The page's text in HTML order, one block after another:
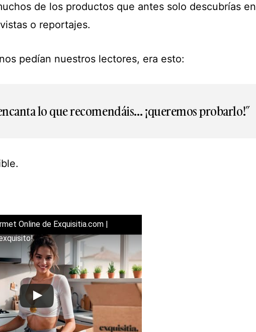
de los productos que antes solo descubrías en
o reportajes.
pedían nuestros lectores, era esto:
lo que recomendáis… ¡queremos probarlo!”
Online de Exquisitia.com |